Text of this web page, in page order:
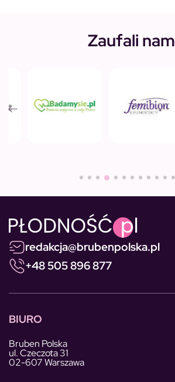
Zaufali nam
redakcja@brubenpolska.pl
+48 505 896 877
BIURO
Bruben Polska
ul. Czeczota 31
02-607 Warszawa